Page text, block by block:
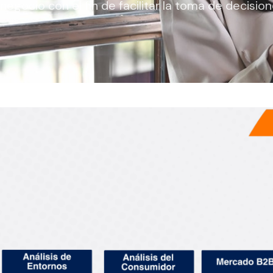
negocio con el fin de facilitar la toma de